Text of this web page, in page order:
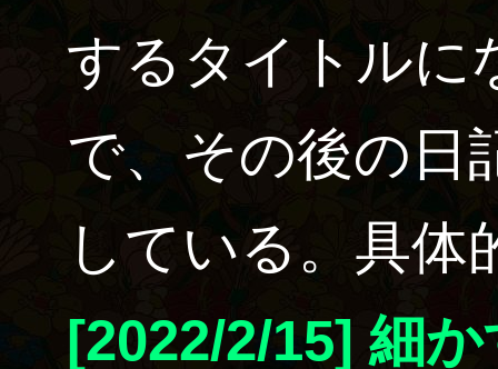
するタイトルに
で、その後の日
している。具体
[2022/2/15] 細